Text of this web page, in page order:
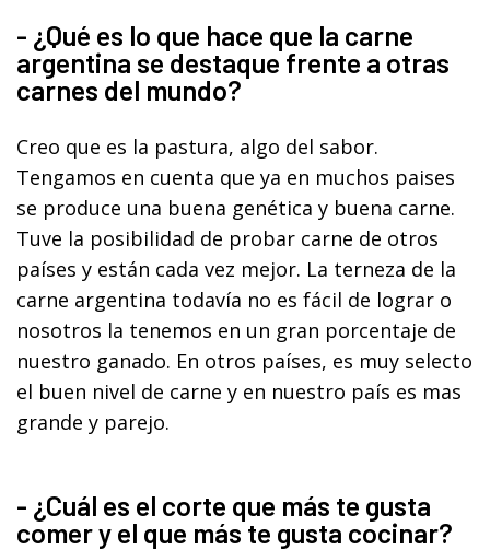
- ¿Qué es lo que hace que la carne
argentina se destaque frente a otras
carnes del mundo?
Creo que es la pastura, algo del sabor.
Tengamos en cuenta que ya en muchos paises
se produce una buena genética y buena carne.
Tuve la posibilidad de probar carne de otros
países y están cada vez mejor. La terneza de la
carne argentina todavía no es fácil de lograr o
nosotros la tenemos en un gran porcentaje de
nuestro ganado. En otros países, es muy selecto
el buen nivel de carne y en nuestro país es mas
grande y parejo.
- ¿Cuál es el corte que más te gusta
comer y el que más te gusta cocinar?